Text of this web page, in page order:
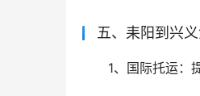
五、耒阳到兴
1、国际托运：